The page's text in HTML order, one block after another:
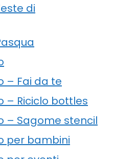
di
– Fai da te
– Riciclo bottles
– Sagome stencil
per bambini